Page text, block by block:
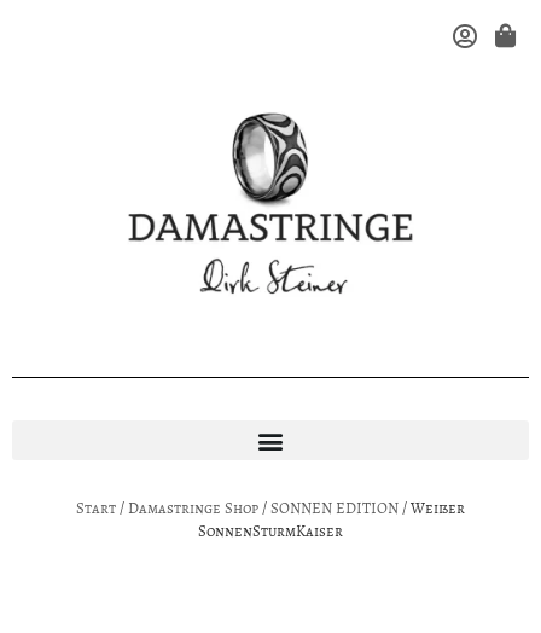
Start/ Damastringe Shop/SONNEN EDITION/ Weißer
SonnenSturmKaiser